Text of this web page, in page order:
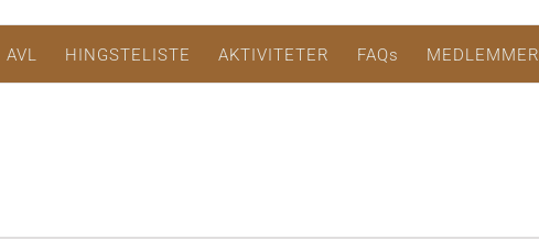
AVL HINGSTELISTE AKTIVITETER FAQs MEDLEMMER